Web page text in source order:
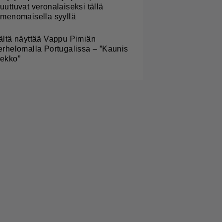
veronalaiseksi tällä
syyllä
näyttää Vappu Pimiän
Portugalissa – ”Kaunis